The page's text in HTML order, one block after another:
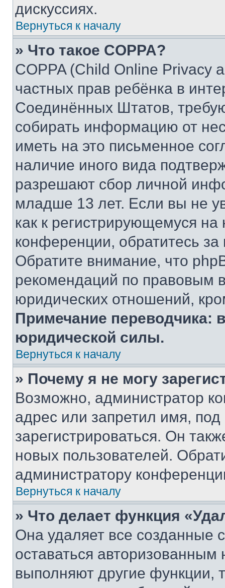
дискуссиях.
Вернуться к началу
» Что такое COPPA?
COPPA (Child Online Privacy
частных прав ребёнка в
Соединённых Штатов,
собирать информацию от
иметь на это письменное
наличие иного вида
разрешают сбор личной
младше 13 лет. Если вы не
как к регистрирующемуся
конференции, обратитесь
Обратите внимание, что
рекомендаций по правовым
юридических отношений,
Примечание переводчика:
юридической силы.
Вернуться к началу
» Почему я не могу
Возможно, администратор
адрес или запретил имя,
зарегистрироваться. Он
новых пользователей.
администратору
Вернуться к началу
» Что делает функция
Она удаляет все созданные
оставаться
выполняют другие функции,